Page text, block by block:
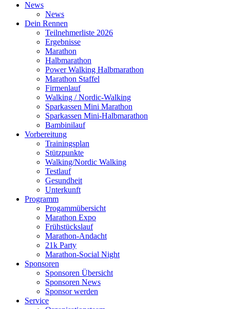
News
News
Dein Rennen
Teilnehmerliste 2026
Ergebnisse
Marathon
Halbmarathon
Power Walking Halbmarathon
Marathon Staffel
Firmenlauf
Walking / Nordic-Walking
Sparkassen Mini Marathon
Sparkassen Mini-Halbmarathon
Bambinilauf
Vorbereitung
Trainingsplan
Stützpunkte
Walking/Nordic Walking
Testlauf
Gesundheit
Unterkunft
Programm
Progammübersicht
Marathon Expo
Frühstückslauf
Marathon-Andacht
21k Party
Marathon-Social Night
Sponsoren
Sponsoren Übersicht
Sponsoren News
Sponsor werden
Service